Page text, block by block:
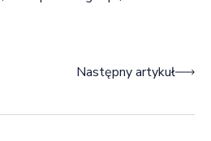
Następny artykuł